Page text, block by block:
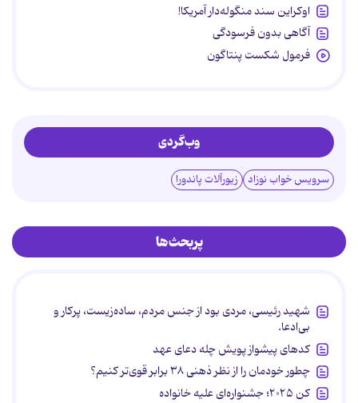
اوکراین سند منگوله‌دار آمریکا!
آگاهی بدون فرسودگی
فرمول شکست پنتاگون
وب‌گردی
سرویس خواب نوزاد زیورآلات پاندورا
پربحث‌ها
شهید رئیسی، مردی بود از جنس مردم، ساده‌زیست، پرکار و
بی‌ادعا.
کدهای پیشواز پویش چله دعای عهد
چطور خودمان را از نظر ذهنی ۳۸ برابر قوی‌تر کنیم؟
کن ۲۰۲۵؛ جشنواره‌ای علیه خانواده